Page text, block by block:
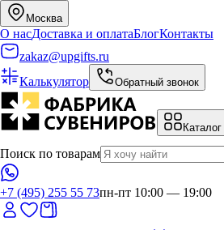
Москва
О насДоставка и оплатаБлогКонтакты
zakaz@upgifts.ru
Калькулятор
Обратный звонок
Каталог
Поиск по товарам
+7 (495) 255 55 73пн-пт 10:00 — 19:00